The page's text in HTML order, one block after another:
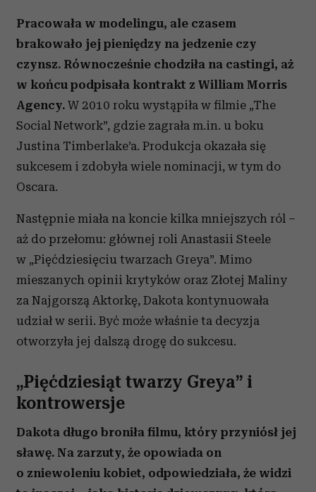
Pracowała w modelingu, ale czasem
brakowało jej pieniędzy na jedzenie czy
czynsz. Równocześnie chodziła na castingi, aż
w końcu podpisała kontrakt z William Morris
Agency. W 2010 roku wystąpiła w filmie „The
Social Network”, gdzie zagrała m.in. u boku
Justina Timberlake’a. Produkcja okazała się
sukcesem i zdobyła wiele nominacji, w tym do
Oscara.
Następnie miała na koncie kilka mniejszych ról –
aż do przełomu: głównej roli Anastasii Steele
w „Pięćdziesięciu twarzach Greya”. Mimo
mieszanych opinii krytyków oraz Złotej Maliny
za Najgorszą Aktorkę, Dakota kontynuowała
udział w serii. Być może właśnie ta decyzja
otworzyła jej dalszą drogę do sukcesu.
„Pięćdziesiąt twarzy Greya” i
kontrowersje
Dakota długo broniła filmu, który przyniósł jej
sławę. Na zarzuty, że opowiada on
o zniewoleniu kobiet, odpowiedziała, że widzi